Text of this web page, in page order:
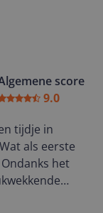
score
9.0
tijdje in
als eerste
het